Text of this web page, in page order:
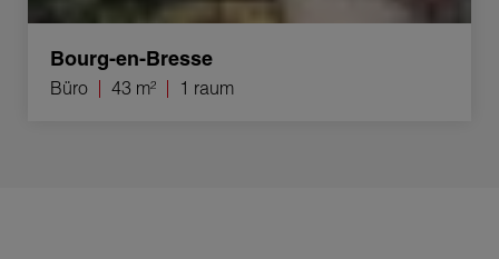
Bourg-en-Bresse
Büro 43 m² 1 raum